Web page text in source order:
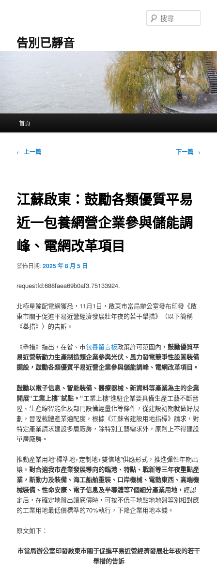
告別已靜音
尋
首頁
文
← 上一篇 下一篇 →
江蘇啟東：鼓勵各類優質平易
近一包養網營企業參與儲能調
峰、電網改革項目
發佈日期:2025 年 8 月 5 日
requestId:688faea69b0af3.75133924.
北極星輸配電網獲悉，11月1日，啟東市當局辦公室發布印發《啟
東市關于促進平易近營經濟發展壯年夜的若干舉措》（以下簡稱
《舉措》）的告訴。
《舉措》指出，在省、市包養留言板政策許可范圍內，鼓勵優質平
易近營新動力生產制造類企業參與光伏、風力發電競爭性設置裝備
擺設，鼓勵各類優質平易近營企業參與儲能調峰、電網改革項目。
鼓勵以電子信息、智能裝備、醫療器械、新資料等產業為主的企業
開展“工業上樓”試點。“工業上樓”進駐企業要具備生產工藝不斷晉
陞、生產線智能化及部門設備輕量化等條件，從建設初期就做好規
劃，晉陞載體產業適配度，根據《江蘇省建設用地指標》請求，對
特定產業請求建設多層廠房，除特別工藝需求外，原則上不得建設
單層廠房。
推動產業用地“標準地+定制地+雙信地”供應形式，推進彈性年期出
讓。對合適我市產業發展導向的臨港、特點、戰新等三年夜重點產
業，新動力及裝備、海工船舶重裝、口岸機械、電動東西、高端機
械裝備、性命安康、電子信息及半導體等7個細分產業用地，經認
定后，在確定地盤出讓底價時，可按不低于地點地地盤等別相對應
的工業用地最低價標準的70%執行，下降企業用地本錢。
原文如下：
市當局辦公室印發啟東市關于促進平易近營經濟發展壯年夜的若干
舉措的告訴